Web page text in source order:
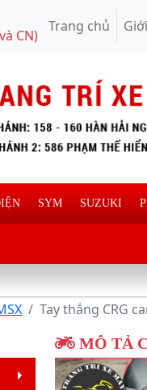
CN)
Trang chủ
SYM SUZUKI
Tay thắng CRG
MÔ TẢ